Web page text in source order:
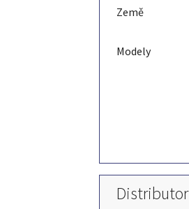
Země
Modely
Distributor